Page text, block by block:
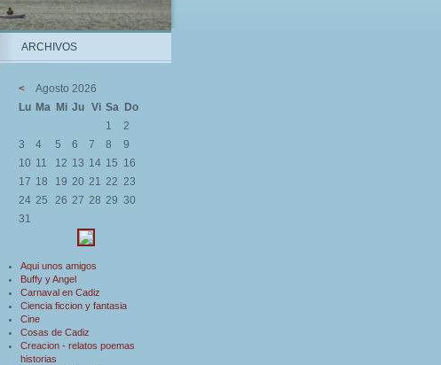
ARCHIVOS
<
Agosto 2026
Lu Ma Mi Ju Vi Sa Do
1
2
3
4 5 6 7 8
9
10 11 12 13 14 15 16
17 18 19 20 21 22 23
24 25 26 27 28 29 30
31
Aqui unos amigos
Buffy y Angel
Carnaval en Cadiz
Ciencia ficcion y fantasia
Cine
Cosas de Cadiz
Creacion - relatos poemas
historias